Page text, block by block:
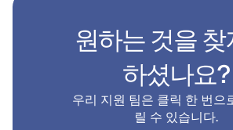
원하는 것을 찾
하셨나요?
우리 지원 팀은 클릭 한 번으
릴 수 있습니다.